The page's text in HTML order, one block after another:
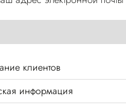
клиентов
информация